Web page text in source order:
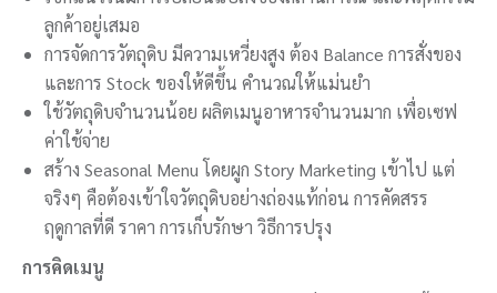
ลูกค้าอยู่เสมอ
การจัดการวัตถุดิบ มีความเหวี่ยงสูง ต้อง Balance การสั่งของ
และการ Stock ของให้ดีขึ้น คำนวณให้แม่นยำ
ใช้วัตถุดิบจำนวนน้อย ผลิตเมนูอาหารจำนวนมาก เพื่อเซฟ
ค่าใช้จ่าย
สร้าง Seasonal Menu โดยผูก Story Marketing เข้าไป แต่
จริงๆ คือต้องเข้าใจวัตถุดิบอย่างถ่องแท้ก่อน การคัดสรร
ฤดูกาลที่ดี ราคา การเก็บรักษา วิธีการปรุง
การคิดเมนู